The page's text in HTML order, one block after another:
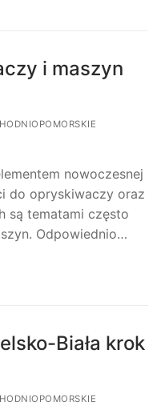
i maszyn
nowoczesnej
do opryskiwaczy oraz
są tematami często
Odpowiednio…
Biała krok